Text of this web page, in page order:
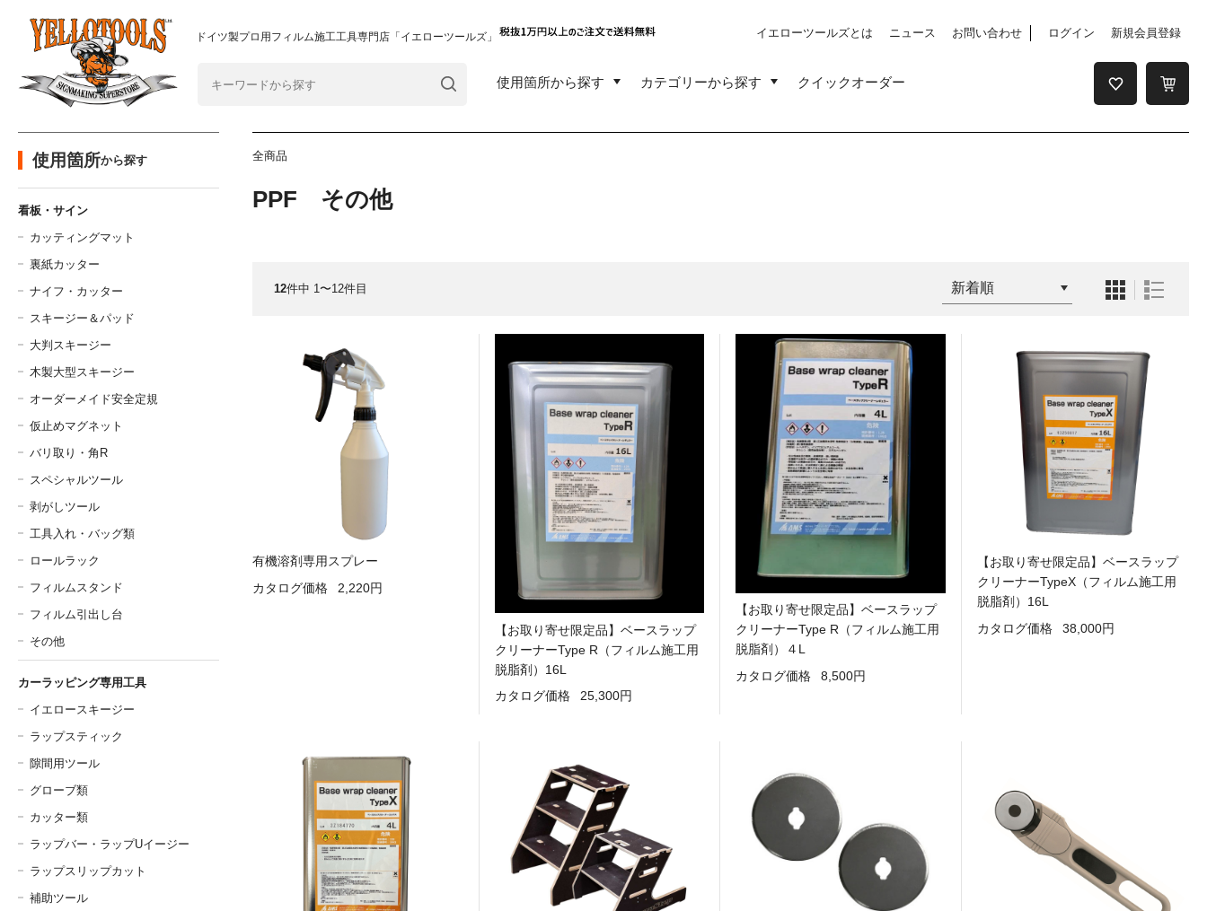
重要なおしらせ
ドイツ製プロ用フィルム施工工具専門店「イエローツールズ」 イエローツールズとは ニュース お問い合わせ ログイン 新規会員登録
使用箇所から探す カテゴリーから探す クイックオーダー
全商品
PPF その他
12件中 1〜12件目
有機溶剤専用スプレー
カタログ価格
2,220円
【お取り寄せ限定品】ベースラップ
クリーナーType R（フィルム施工用
脱脂剤）16L
カタログ価格
25,300円
【お取り寄せ限定品】ベースラップ
クリーナーType R（フィルム施工用
脱脂剤）４L
カタログ価格
8,500円
【お取り寄せ限定品】ベースラップ
クリーナーTypeX（フィルム施工用
脱脂剤）16L
カタログ価格
38,000円
使用箇所から探す
看板・サイン
カッティングマット
裏紙カッター
ナイフ・カッター
スキージー＆パッド
大判スキージー
木製大型スキージー
オーダーメイド安全定規
仮止めマグネット
バリ取り・角R
スペシャルツール
剥がしツール
工具入れ・バッグ類
ロールラック
フィルムスタンド
フィルム引出し台
その他
カーラッピング専用工具
イエロースキージー
ラップスティック
隙間用ツール
グローブ類
カッター類
ラップバー・ラップUイージー
ラップスリップカット
補助ツール